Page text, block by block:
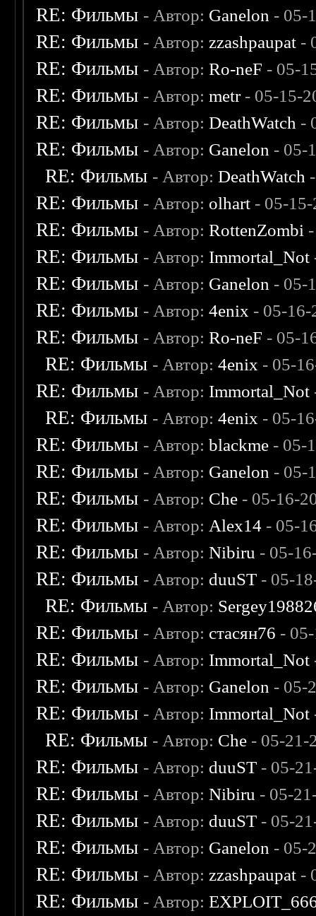
RE: Фильмы - Автор: Ganelon - 05-
RE: Фильмы - Автор: zzashpaupat -
RE: Фильмы - Автор:Ro-neF - 05-
RE: Фильмы - Автор:metr- 05-15-
RE: Фильмы - Автор:DeathWatch -
RE: Фильмы - Автор: Ganelon - 05-
RE: Фильмы - Автор:DeathWatch
RE: Фильмы - Автор: olhart - 05-
RE: Фильмы - Автор:RottenZombi
RE: Фильмы - Автор: Immortal_Not
RE: Фильмы - Автор: Ganelon - 05-
RE: Фильмы - Автор:4enix - 05-
RE: Фильмы - Автор:Ro-neF - 05-
RE: Фильмы - Автор:4enix - 05-
RE: Фильмы - Автор: Immortal_Not
RE: Фильмы - Автор:4enix - 05-
RE: Фильмы - Автор:blackme - 05-
RE: Фильмы - Автор: Ganelon - 05-
RE: Фильмы - Автор: Che - 05-16-
RE: Фильмы - Автор: Alex14 - 05-
RE: Фильмы - Автор:Nibiru - 05-
RE: Фильмы - Автор: duuST - 05-
RE: Фильмы - Автор:
RE: Фильмы - Автор: стасян76 -
RE: Фильмы - Автор: Immortal_Not
RE: Фильмы - Автор: Ganelon - 05-
RE: Фильмы - Автор: Immortal_Not
RE: Фильмы - Автор: Che - 05-21-
RE: Фильмы - Автор: duuST - 05-
RE: Фильмы - Автор:Nibiru - 05-
RE: Фильмы - Автор: duuST - 05-
RE: Фильмы - Автор: Ganelon - 05-
RE: Фильмы - Автор: zzashpaupat -
RE: Фильмы - Автор: